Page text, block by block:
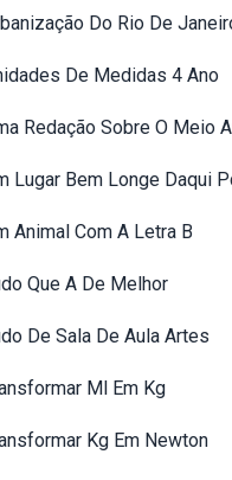
Do Rio De
De Medidas 4 Ano
Redação Sobre O Meio
Lugar Bem Longe Daqui
Animal Com A Letra B
Que A De Melhor
De Sala De Aula Artes
Ml Em Kg
Kg Em Newton